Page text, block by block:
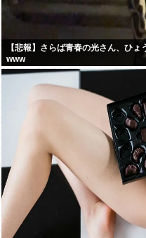
【悲報】さらば青春の光さん、ひ
www